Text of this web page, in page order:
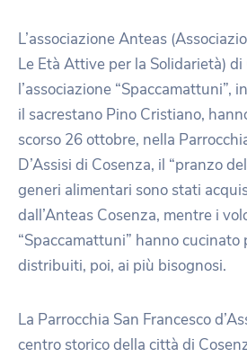
L’associazione Anteas
Le Età Attive per la Solidarietà) di
l’associazione “Spaccamattuni”,
il sacrestano Pino Cristiano,
scorso 26 ottobre, nella
D’Assisi di Cosenza, il “pranzo
generi alimentari sono stati
dall’Anteas Cosenza, mentre i
“Spaccamattuni” hanno
distribuiti, poi, ai più bisognosi.
La Parrocchia San Francesco
centro storico della città di